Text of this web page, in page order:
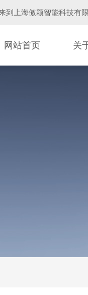
到 上海傲颖智能科技有
网站首页 关